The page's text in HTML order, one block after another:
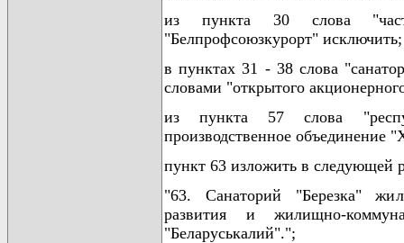
из пункта 30 слова
"Белпрофсоюзкурорт" исключить;
в пунктах 31 - 38 слова
словами "открытого
из пункта 57 слова
производственное объединение
пункт 63 изложить в следующей
"63. Санаторий "Березка"
развития и жилищно-
"Беларуськалий".";